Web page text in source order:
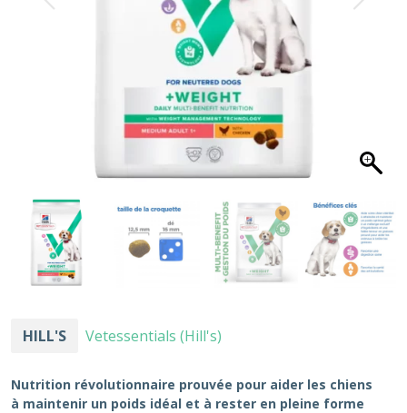
HILL'S Vetessentials (Hill's)
Nutrition révolutionnaire prouvée pour aider les chiens
à maintenir un poids idéal et à rester en pleine forme